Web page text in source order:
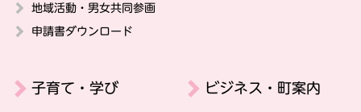
地域活動・男女共同参画
申請書ダウンロード
子育て・学び ビジネス・町案内